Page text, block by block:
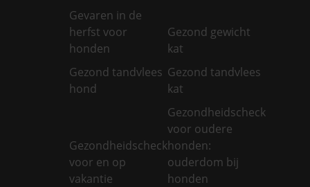
Gevaren in de
herfst voor
honden
Gezond gewicht
kat
Gezond tandvlees
hond
Gezond tandvlees
kat
Gezondheidscheck
voor en op
vakantie
Gezondheidscheck
voor oudere
honden:
ouderdom bij
honden